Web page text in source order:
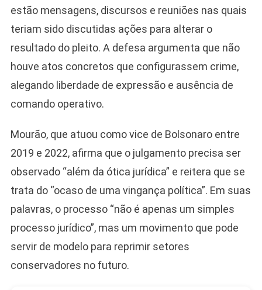
estão mensagens, discursos e reuniões nas quais
teriam sido discutidas ações para alterar o
resultado do pleito. A defesa argumenta que não
houve atos concretos que configurassem crime,
alegando liberdade de expressão e ausência de
comando operativo.
Mourão, que atuou como vice de Bolsonaro entre
2019 e 2022, afirma que o julgamento precisa ser
observado “além da ótica jurídica” e reitera que se
trata do “ocaso de uma vingança política”. Em suas
palavras, o processo “não é apenas um simples
processo jurídico”, mas um movimento que pode
servir de modelo para reprimir setores
conservadores no futuro.
Camiseta Camisa
Bolsonaro Presidente
R$60,00 R$99,00 -39%
Ver no MERCADO
LIVRE